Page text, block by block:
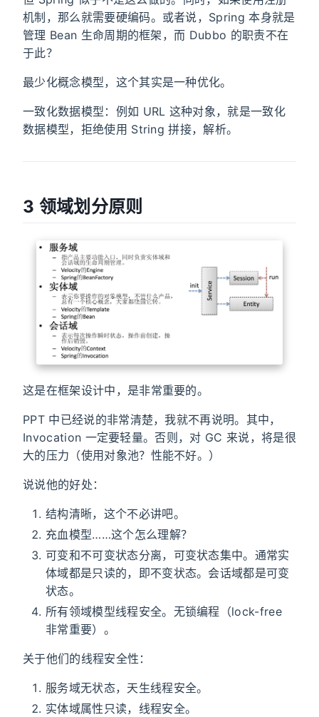
机制，那么就需要硬编码。或者说，Spring 本身就是
管理 Bean 生命周期的框架，而 Dubbo 的职责不在
于此？
最少化概念模型，这个其实是一种优化。
一致化数据模型：例如 URL 这种对象，就是一致化
数据模型，拒绝使用 String 拼接，解析。
3 领域划分原则
这是在框架设计中，是非常重要的。
PPT 中已经说的非常清楚，我就不再说明。其中，
Invocation 一定要轻量。否则，对 GC 来说，将是很
大的压力（使用对象池？性能不好。）
说说他的好处：
结构清晰，这个不必讲吧。
充血模型……这个怎么理解？
可变和不可变状态分离，可变状态集中。通常实
体域都是只读的，即不变状态。会话域都是可变
状态。
所有领域模型线程安全。无锁编程（lock-free
非常重要）。
关于他们的线程安全性：
服务域无状态，天生线程安全。
实体域属性只读，线程安全。